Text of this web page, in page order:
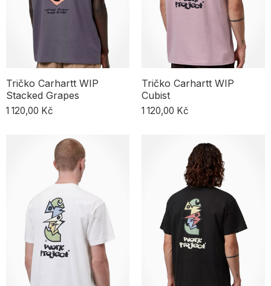
Tričko Carhartt WIP
Stacked Grapes
1 120,00 Kč
Tričko Carhartt WIP
Cubist
1 120,00 Kč